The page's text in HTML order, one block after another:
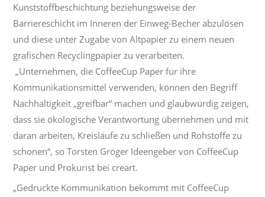
Kunststoffbeschichtung beziehungsweise der
Barriereschicht im Inneren der Einweg-Becher abzulösen
und diese unter Zugabe von Altpapier zu einem neuen
grafischen Recyclingpapier zu verarbeiten.
„Unternehmen, die CoffeeCup Paper für ihre
Kommunikationsmittel verwenden, können den Begriff
Nachhaltigkeit „greifbar“ machen und glaubwürdig zeigen,
dass sie ökologische Verantwortung übernehmen und mit
daran arbeiten, Kreisläufe zu schließen und Rohstoffe zu
schonen“, so Torsten Gröger Ideengeber von CoffeeCup
Paper und Prokurist bei creart.
„Gedruckte Kommunikation bekommt mit CoffeeCup